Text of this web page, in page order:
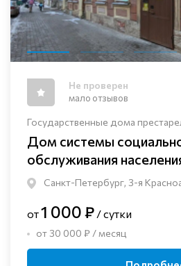
Государственные дома
Дом системы
обслуживания
Санкт-Петербург, 3-я
Не проверен
мало отзывов
от1 000 ₽ / сутки
от 30 000 ₽ / месяц